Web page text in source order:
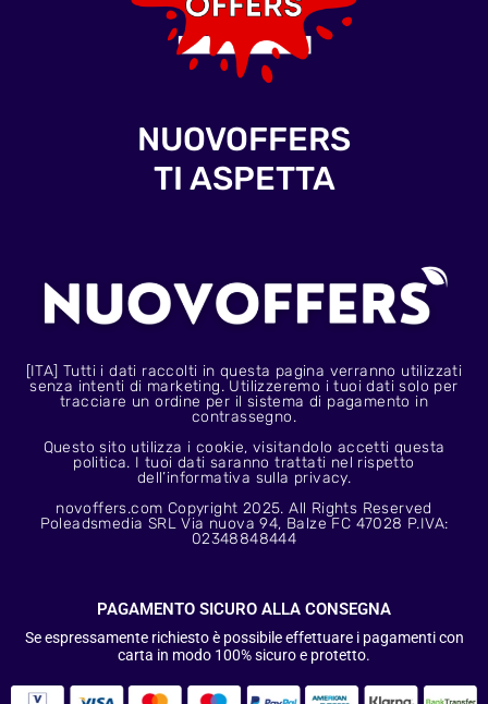
NUOVOFFERS
TI ASPETTA
[ITA] Tutti i dati raccolti in questa pagina verranno utilizzati
senza intenti di marketing. Utilizzeremo i tuoi dati solo per
tracciare un ordine per il sistema di pagamento in
contrassegno.
Questo sito utilizza i cookie, visitandolo accetti questa
politica. I tuoi dati saranno trattati nel rispetto
dell’informativa sulla privacy.
novoffers.com Copyright 2025. All Rights Reserved
Poleadsmedia SRL Via nuova 94, Balze FC 47028 P.IVA:
02348848444
PAGAMENTO SICURO ALLA CONSEGNA
Se espressamente richiesto è possibile effettuare i pagamenti con
carta in modo 100% sicuro e protetto.